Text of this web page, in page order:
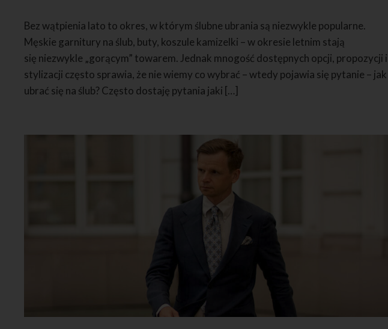
Bez wątpienia lato to okres, w którym ślubne ubrania są niezwykle popularne.
Męskie garnitury na ślub, buty, koszule kamizelki – w okresie letnim stają
się niezwykle „gorącym” towarem. Jednak mnogość dostępnych opcji, propozycji i
stylizacji często sprawia, że nie wiemy co wybrać – wtedy pojawia się pytanie – jak
ubrać się na ślub? Często dostaję pytania jaki […]